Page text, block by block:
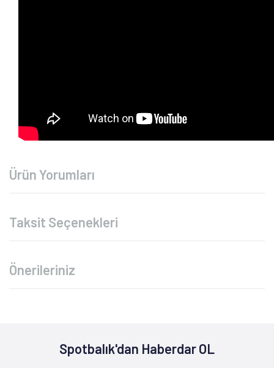
Ürün Yorumları
Taksit Seçenekleri
Önerileriniz
Spotbalık'dan Haberdar OL